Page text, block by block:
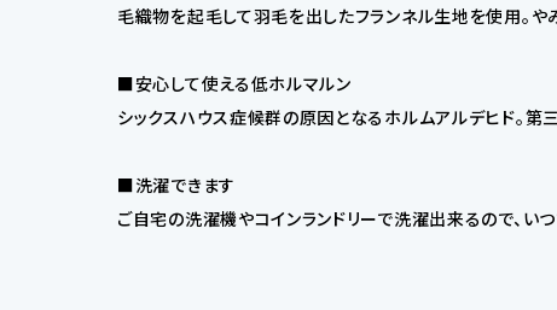
毛織物を起毛して羽毛を出したフランネル生地を使用。や
■安心して使える低ホルマルン
シックスハウス症候群の原因となるホルムアルデヒド。第
■洗濯できます
ご自宅の洗濯機やコインランドリーで洗濯出来るので、い